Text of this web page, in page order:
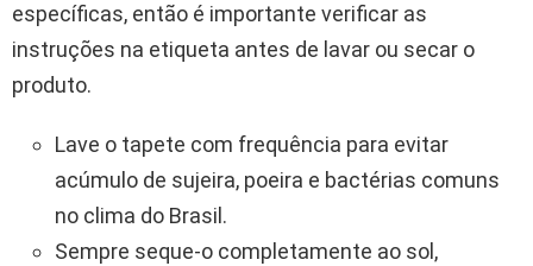
específicas, então é importante verificar as
instruções na etiqueta antes de lavar ou secar o
produto.
Lave o tapete com frequência para evitar
acúmulo de sujeira, poeira e bactérias comuns
no clima do Brasil.
Sempre seque-o completamente ao sol,